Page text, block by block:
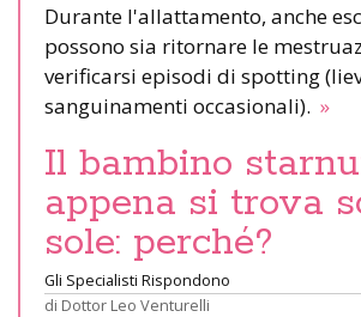
Durante l'allattamento, anche
possono sia ritornare le
verificarsi episodi di spotting
sanguinamenti occasionali). »
Il bambino
appena si trova
sole: perché?
Gli Specialisti Rispondono
di Dottor Leo Venturelli